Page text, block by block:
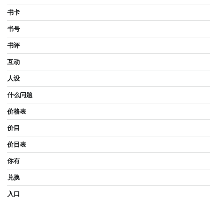
书卡
书号
书评
互动
人设
什么问题
价格表
价目
价目表
你有
兑换
入口